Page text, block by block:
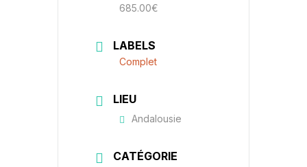
685.00€
LABELS
Complet
LIEU
Andalousie
CATÉGORIE